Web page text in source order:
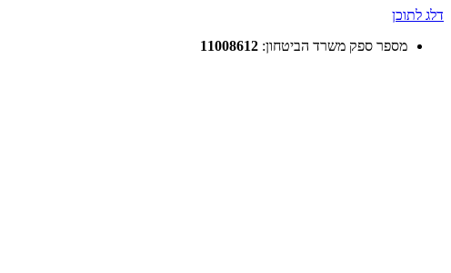
דלג לתוכן
מספר ספק משרד הביטחון: 11008612